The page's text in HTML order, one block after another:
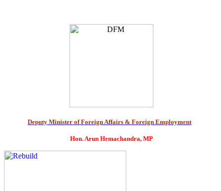
Deputy Minister of Foreign Affairs & Foreign Employment
Hon. Arun Hemachandra, MP